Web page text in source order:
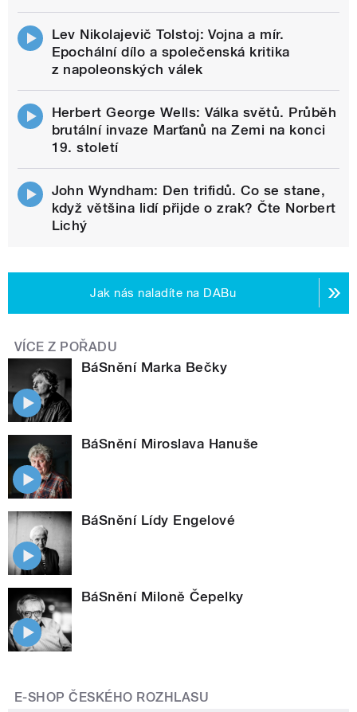
Lev Nikolajevič Tolstoj: Vojna a mír.
Epochální dílo a společenská kritika
z napoleonských válek
Herbert George Wells: Válka světů. Průběh
brutální invaze Marťanů na Zemi na konci
19. století
John Wyndham: Den trifidů. Co se stane,
když většina lidí přijde o zrak? Čte Norbert
Lichý
Jak nás naladíte na DABu
VÍCE Z POŘADU
BáSnění Marka Bečky
BáSnění Miroslava Hanuše
BáSnění Lídy Engelové
BáSnění Miloně Čepelky
E-SHOP ČESKÉHO ROZHLASU